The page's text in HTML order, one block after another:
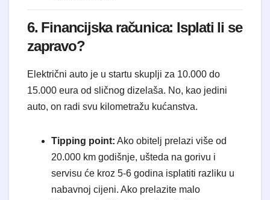
6. Financijska računica: Isplati li se
zapravo?
Električni auto je u startu skuplji za 10.000 do
15.000 eura od sličnog dizelaša. No, kao jedini
auto, on radi svu kilometražu kućanstva.
Tipping point: Ako obitelj prelazi više od
20.000 km godišnje, ušteda na gorivu i
servisu će kroz 5-6 godina isplatiti razliku u
nabavnoj cijeni. Ako prelazite malo